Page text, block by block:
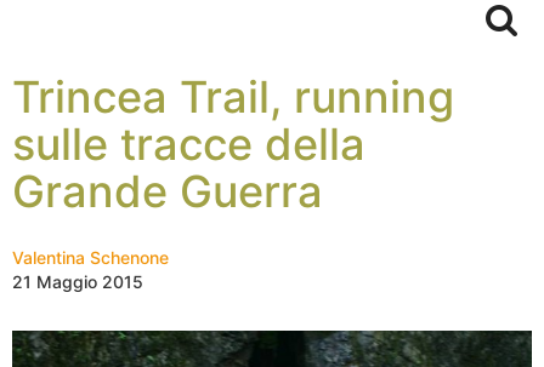
Trincea Trail, running
sulle tracce della
Grande Guerra
Valentina Schenone
21 Maggio 2015